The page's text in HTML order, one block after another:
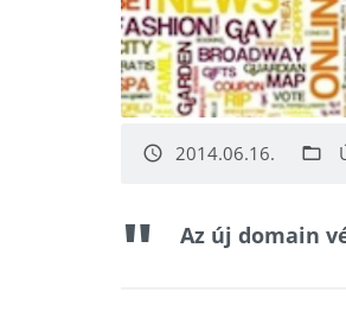
access_time 2014.06.16. folder_open
Az új domain